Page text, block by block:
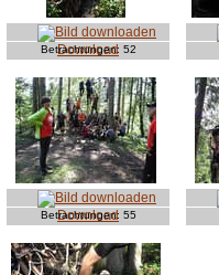
Download
Betrachtungen: 52
Download
Betrachtungen: 55